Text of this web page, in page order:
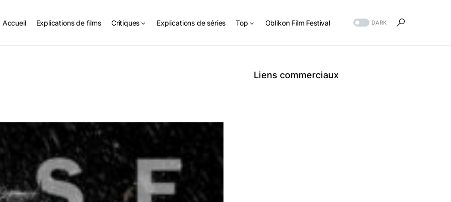
Accueil Explications de films Critiques Explications de séries Top Oblikon Film Festival DARK
Liens commerciaux